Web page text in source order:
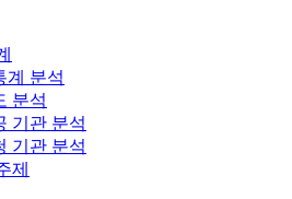
계 분석
분석
기관 분석
기관 분석
제